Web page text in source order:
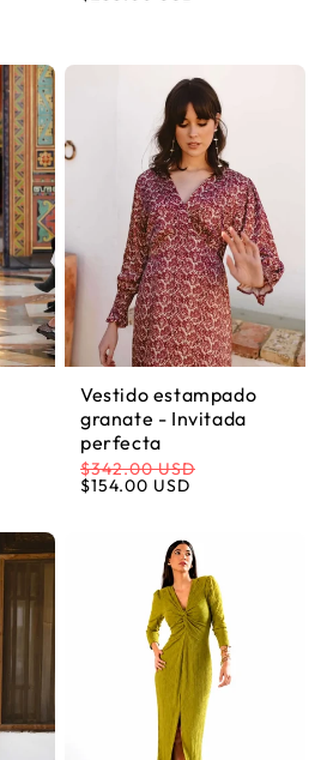
Vestido estampado
granate - Invitada
perfecta
Precio habitual
$342.00 USD
Precio de oferta
$154.00 USD